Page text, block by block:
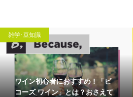
雑学･豆知識
ワイン初心者におすすめ！「ビ
コーズ ワイン」とは？おさえて